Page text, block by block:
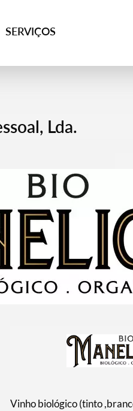
SERVIÇOS
Lda.
Vinho biológico (tinto